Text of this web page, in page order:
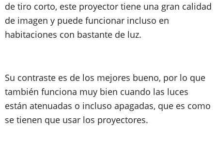
de tiro corto, este proyector tiene una gran calidad
de imagen y puede funcionar incluso en
habitaciones con bastante de luz.
Su contraste es de los mejores bueno, por lo que
también funciona muy bien cuando las luces
están atenuadas o incluso apagadas, que es como
se tienen que usar los proyectores.